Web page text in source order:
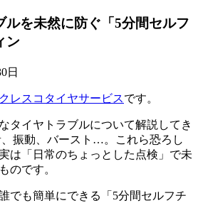
ルを未然に防ぐ「5分間セルフ
ン
日
クレスコタイヤサービスです。
タイヤトラブルについて解説してき
振動、バースト…。これら恐ろし
は「日常のちょっとした点検」で未
のです。
でも簡単にできる「5分間セルフチ